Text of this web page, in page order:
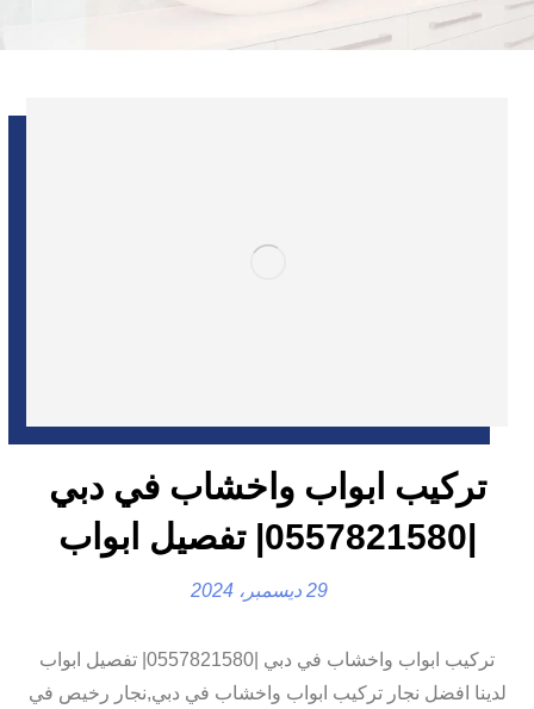
تركيب ابواب واخشاب في دبي
29 ديسمبر، 2024
تركيب ابواب واخشاب في دبي |0557821580| تفصيل ابواب
لدينا افضل نجار تركيب ابواب واخشاب في دبي,نجار رخيص في